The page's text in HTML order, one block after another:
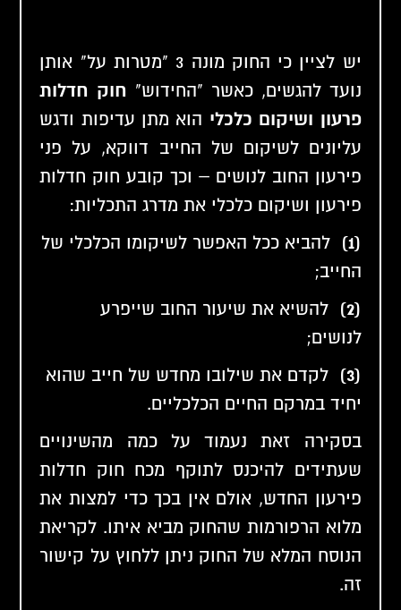
יש לציין כי החוק מונה 3 "מטרות על" אותן
נועד להגשים, כאשר "החידוש" חוק חדלות
פרעון ושיקום כלכלי הוא מתן עדיפות ודגש
עליונים לשיקום של החייב דווקא, על פני
פירעון החוב לנושים – וכך קובע חוק חדלות
פירעון ושיקום כלכלי את מדרג התכליות:
(1)
להביא ככל האפשר לשיקומו הכלכלי של
החייב;
(2)
להשיא את שיעור החוב שייפרע
לנושים;
(3)
לקדם את שילובו מחדש של חייב שהוא
יחיד במרקם החיים הכלכליים.
בסקירה זאת נעמוד על כמה מהשינויים
שעתידים להיכנס לתוקף מכח חוק חדלות
פירעון החדש, אולם אין בכך כדי למצות את
מלוא הרפורמות שהחוק מביא איתו. לקריאת
הנוסח המלא של החוק ניתן ללחוץ על קישור
זה.